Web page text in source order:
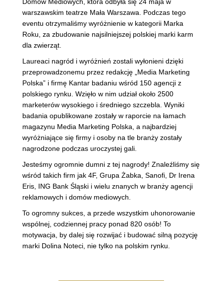
warszawskim teatrze Mała Warszawa. Podczas tego
eventu otrzymaliśmy wyróżnienie w kategorii Marka
Roku, za zbudowanie najsilniejszej polskiej marki karm
dla zwierząt.
Laureaci nagród i wyróżnień zostali wyłonieni dzięki
przeprowadzonemu przez redakcję „Media Marketing
Polska” i firmę Kantar badaniu wśród 150 agencji z
polskiego rynku. Wzięło w nim udział około 2500
marketerów wysokiego i średniego szczebla. Wyniki
badania opublikowane zostały w raporcie na łamach
magazynu Media Marketing Polska, a najbardziej
wyróżniające się firmy i osoby na tle branży zostały
nagrodzone podczas uroczystej gali.
Jesteśmy ogromnie dumni z tej nagrody! Znaleźliśmy się
wśród takich firm jak 4F, Grupa Żabka, Sanofi, Dr Irena
Eris, ING Bank Śląski i wielu znanych w branży agencji
reklamowych i domów mediowych.
To ogromny sukces, a przede wszystkim uhonorowanie
wspólnej, codziennej pracy ponad 820 osób! To
motywacja, by dalej się rozwijać i budować silną pozycję
marki Dolina Noteci, nie tylko na polskim rynku.